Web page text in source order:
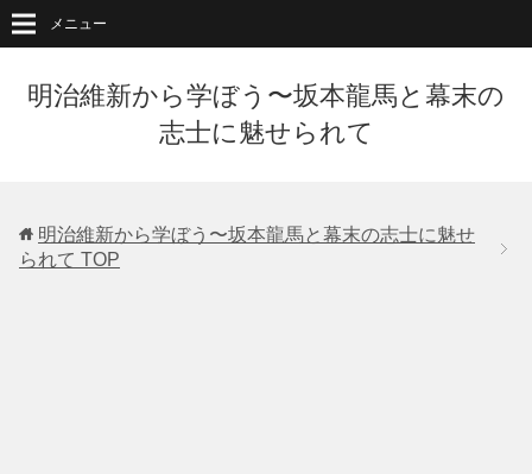
明治維新から学ぼう〜坂本龍馬と幕末の
志士に魅せられて
メニュー
明治維新から学ぼう〜坂本龍馬と幕末の志士に魅せ
られて TOP